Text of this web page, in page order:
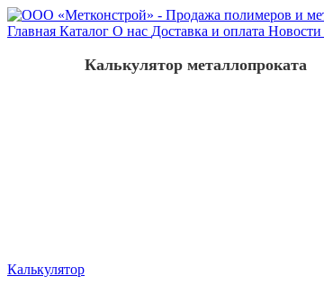
Главная Каталог О нас Доставка и оплата Новости
Калькулятор
Калькулятор металлопроката